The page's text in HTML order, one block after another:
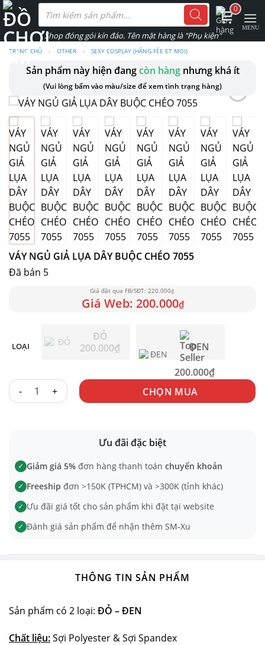
Skip
to
content
Tìm
kiếm
phẩm
TRANG CHỦ › OTHER › SEXY COSPLAY (HÃNG FÉE ET MOI)
Sản phẩm này hiện đangcòn hàngnhưng khá ít
(Vui lòng bấm vào màu/size để xem tình trạng hàng)
VÁY NGỦ GIẢ LỤA DÂY BUỘC CHÉO 7055
Đã bán 5
220.000₫
200.000₫
LOẠI
ĐỎ
200.000₫
ĐEN
200.000₫
VÁY NGỦ GIẢ LỤA DÂY BUỘC CHÉO 7055 số lượng
CHỌN MUA
Ưu đãi đặc biệt
✓ Giảm giá 5% đơn hàng thanh toán chuyển khoản
✓ Freeship đơn >150K (TPHCM) và >300K (tỉnh khác)
✓ Ưu đãi giá tốt cho sản phẩm khi đặt tại website
✓ Đánh giá sản phẩm để nhận thêm SM-Xu
THÔNG TIN SẢN PHẨM
Sản phẩm có 2 loại: ĐỎ – ĐEN
Chất liệu:Sợi Polyester & Sợi Spandex
0